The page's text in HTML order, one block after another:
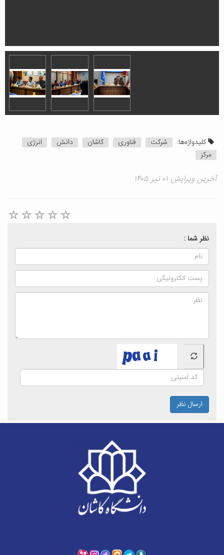
کلیدواژه‌ها: شرکت فناوری کاشان دانش
انرژی
مرکز
آخرین ویرایش ۰۱ تیر ۱۴۰۵
نظر شما :
ارسال نظر